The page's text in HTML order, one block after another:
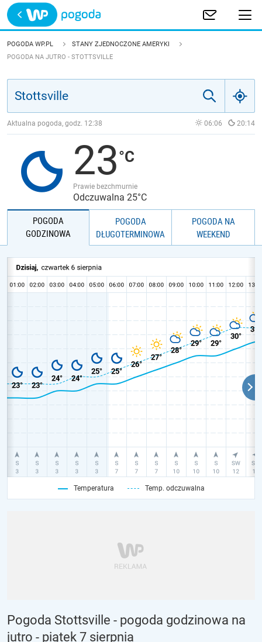
Trwa ładowanie
POLSKA
JAKOŚĆ POWIETRZA
POGODA WP.PL
STANY ZJEDNOCZONE AMERYKI
POGODA NA JUTRO - STOTTSVILLE
Aktualna pogoda, godz. 12:38 06:06 20:14
23
Prawie bezchmurnie
Odczuwalna 25°C
POGODA
GODZINOWA
POGODA
DŁUGOTERMINOWA
POGODA NA
WEEKEND
Temperatura Temp. odczuwalna
Pogoda Stottsville - pogoda godzinowa na
jutro - piątek 7 sierpnia